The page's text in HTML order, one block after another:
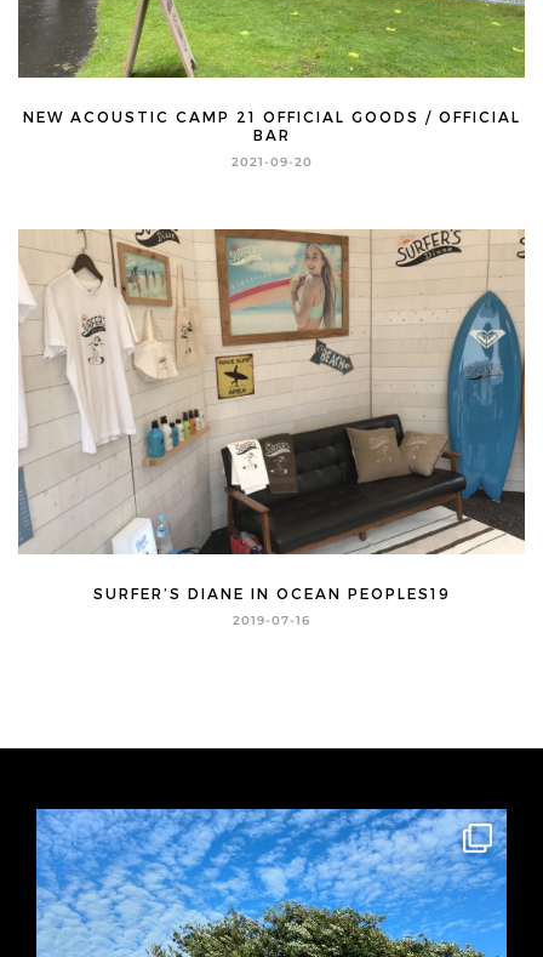
NEW ACOUSTIC CAMP 21 OFFICIAL GOODS / OFFICIAL
BAR
2021-09-20
SURFER’S DIANE IN OCEAN PEOPLES19
2019-07-16